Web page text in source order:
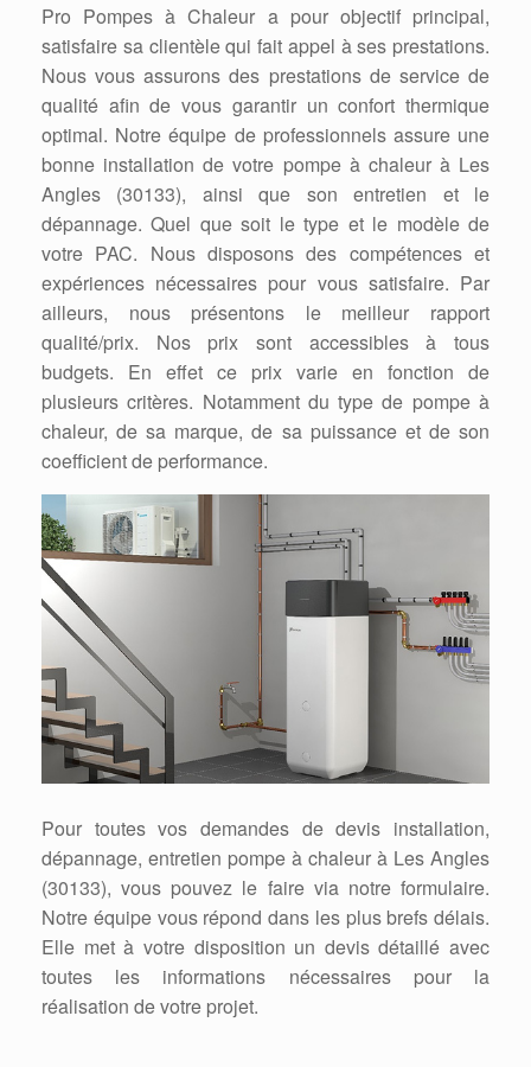
Pro Pompes à Chaleur a pour objectif principal,
satisfaire sa clientèle qui fait appel à ses prestations.
Nous vous assurons des prestations de service de
qualité afin de vous garantir un confort thermique
optimal. Notre équipe de professionnels assure une
bonne installation de votre pompe à chaleur à Les
Angles (30133), ainsi que son entretien et le
dépannage. Quel que soit le type et le modèle de
votre PAC. Nous disposons des compétences et
expériences nécessaires pour vous satisfaire. Par
ailleurs, nous présentons le meilleur rapport
qualité/prix. Nos prix sont accessibles à tous
budgets. En effet ce prix varie en fonction de
plusieurs critères. Notamment du type de pompe à
chaleur, de sa marque, de sa puissance et de son
coefficient de performance.
Pour toutes vos demandes de devis installation,
dépannage, entretien pompe à chaleur à Les Angles
(30133), vous pouvez le faire via notre formulaire.
Notre équipe vous répond dans les plus brefs délais.
Elle met à votre disposition un devis détaillé avec
toutes les informations nécessaires pour la
réalisation de votre projet.